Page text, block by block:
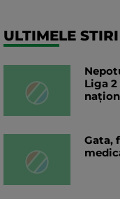
ULTIMELE STIRI
Liga
Gata,